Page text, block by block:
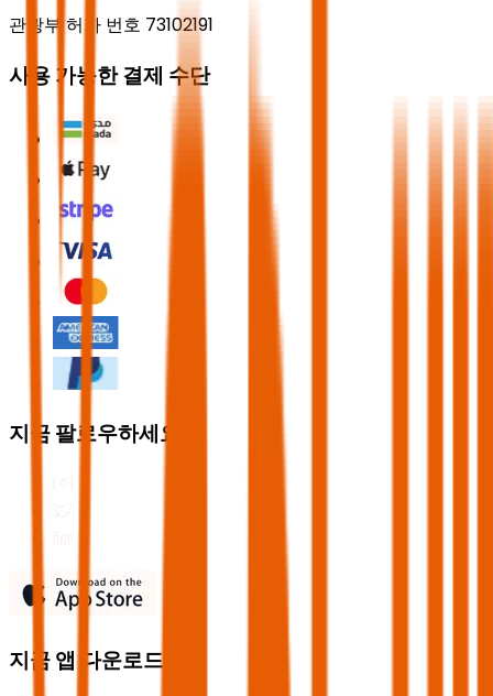
관광부 허가 번호 73102191
사용 가능한 결제 수단
지금 팔로우하세요
지금 앱 다운로드